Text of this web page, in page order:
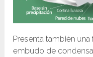
Presenta también
embudo de